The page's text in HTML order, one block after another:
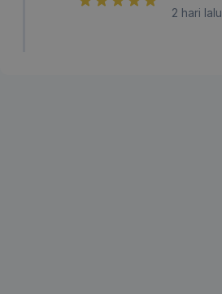
2 hari lalu